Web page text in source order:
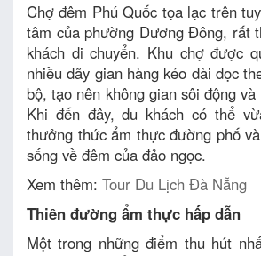
Chợ đêm Phú Quốc tọa lạc trên
tâm của phường Dương Đông, rất
khách di chuyển. Khu chợ được
nhiều dãy gian hàng kéo dài dọc
bộ, tạo nên không gian sôi động
Khi đến đây, du khách có thể
thưởng thức ẩm thực đường phố
sống về đêm của đảo ngọc.
Xem thêm: Tour Du Lịch Đà Nẵng
Thiên đường ẩm thực hấp dẫn
Một trong những điểm thu hút